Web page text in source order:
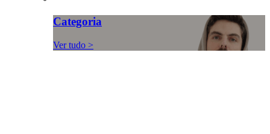
Categoria
Ver tudo >